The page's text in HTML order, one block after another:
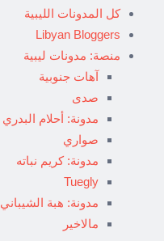
كل المدونات الليبية
Libyan Bloggers
منصة: مدونات ليبية
آهات جنوبية
صدى
مدونة: أحلام البدري
صواري
مدونة: كريم نباته
Tuegly
مدونة: هبة الشيباني
مالاخير